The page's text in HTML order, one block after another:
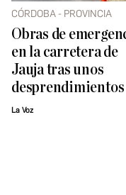
CÓRDOBA - PROVINCIA
Obras de
en la carretera de
Jauja tras unos
desprendimientos
La Voz